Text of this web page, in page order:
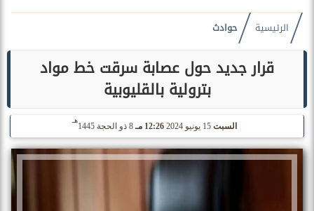
الرئيسية حوادث
قرار جديد حول عصابة سرقت خط مواد
بترولية بالقليوبية
السبت 15 يونيو 2024 12:26 مـ 8 ذو الحجة 1445
هـ